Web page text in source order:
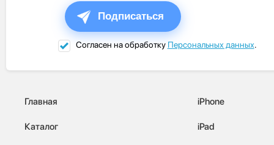
Подписаться
Согласен на обработку Персональных данных.
Главная
Каталог
iPhone
iPad